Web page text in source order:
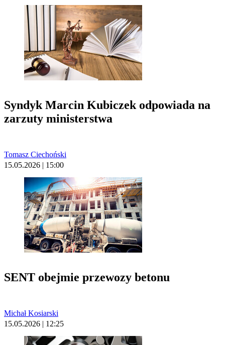
Syndyk Marcin Kubiczek odpowiada na
zarzuty ministerstwa
Tomasz Ciechoński
15.05.2026 | 15:00
SENT obejmie przewozy betonu
Michał Kosiarski
15.05.2026 | 12:25